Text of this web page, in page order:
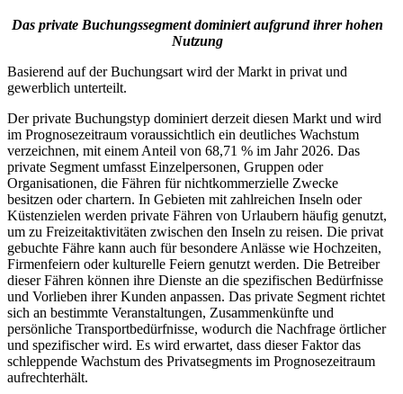
Das private Buchungssegment dominiert aufgrund ihrer hohen
Nutzung
Basierend auf der Buchungsart wird der Markt in privat und
gewerblich unterteilt.
Der private Buchungstyp dominiert derzeit diesen Markt und wird
im Prognosezeitraum voraussichtlich ein deutliches Wachstum
verzeichnen, mit einem Anteil von 68,71 % im Jahr 2026. Das
private Segment umfasst Einzelpersonen, Gruppen oder
Organisationen, die Fähren für nichtkommerzielle Zwecke
besitzen oder chartern. In Gebieten mit zahlreichen Inseln oder
Küstenzielen werden private Fähren von Urlaubern häufig genutzt,
um zu Freizeitaktivitäten zwischen den Inseln zu reisen. Die privat
gebuchte Fähre kann auch für besondere Anlässe wie Hochzeiten,
Firmenfeiern oder kulturelle Feiern genutzt werden. Die Betreiber
dieser Fähren können ihre Dienste an die spezifischen Bedürfnisse
und Vorlieben ihrer Kunden anpassen. Das private Segment richtet
sich an bestimmte Veranstaltungen, Zusammenkünfte und
persönliche Transportbedürfnisse, wodurch die Nachfrage örtlicher
und spezifischer wird. Es wird erwartet, dass dieser Faktor das
schleppende Wachstum des Privatsegments im Prognosezeitraum
aufrechterhält.